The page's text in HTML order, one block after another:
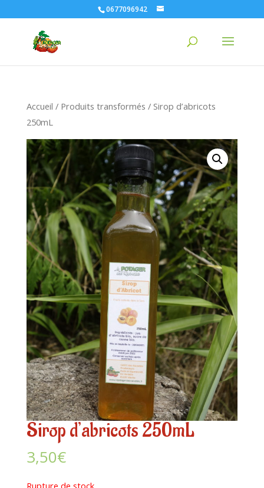
0677096942
Accueil / Produits transformés / Sirop d’abricots
250mL
Sirop d’abricots 250mL
3,50€
Rupture de stock